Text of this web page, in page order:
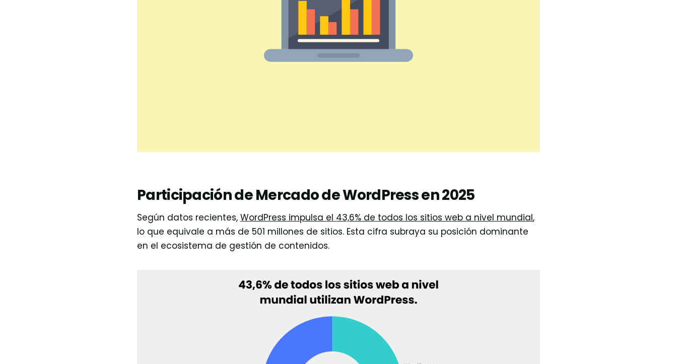
Participación de Mercado de WordPress en 2025
Según datos recientes, WordPress impulsa el 43,6% de todos los sitios web a nivel mundial,
lo que equivale a más de 501 millones de sitios. Esta cifra subraya su posición dominante
en el ecosistema de gestión de contenidos.